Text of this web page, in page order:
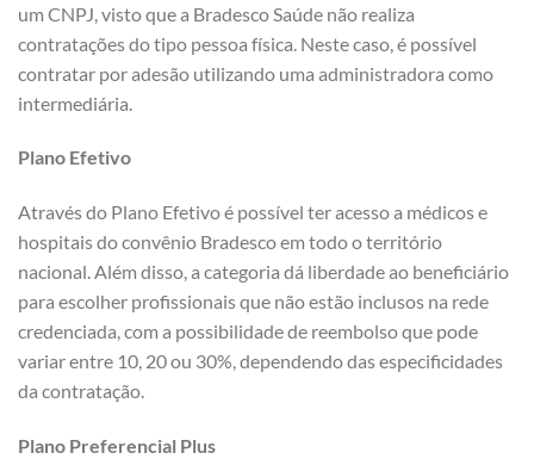
um CNPJ, visto que a Bradesco Saúde não realiza
contratações do tipo pessoa física. Neste caso, é possível
contratar por adesão utilizando uma administradora como
intermediária.
Plano Efetivo
Através do Plano Efetivo é possível ter acesso a médicos e
hospitais do convênio Bradesco em todo o território
nacional. Além disso, a categoria dá liberdade ao beneficiário
para escolher profissionais que não estão inclusos na rede
credenciada, com a possibilidade de reembolso que pode
variar entre 10, 20 ou 30%, dependendo das especificidades
da contratação.
Plano Preferencial Plus